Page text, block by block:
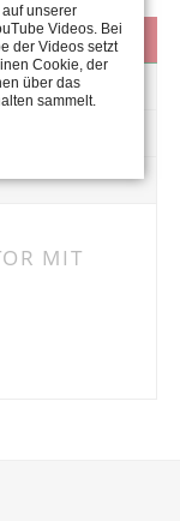
MIT
unserer
Videos. Bei
der Videos setzt
Cookie, der
über das
sammelt.